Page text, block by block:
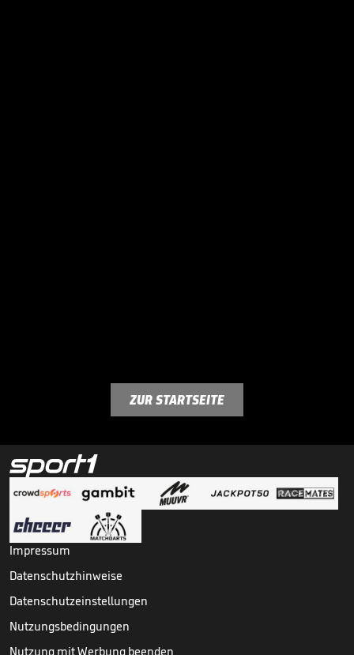
ZUR STARTSEITE
Impressum
Datenschutzhinweise
Datenschutzeinstellungen
Nutzungsbedingungen
Nutzung mit Werbung beenden